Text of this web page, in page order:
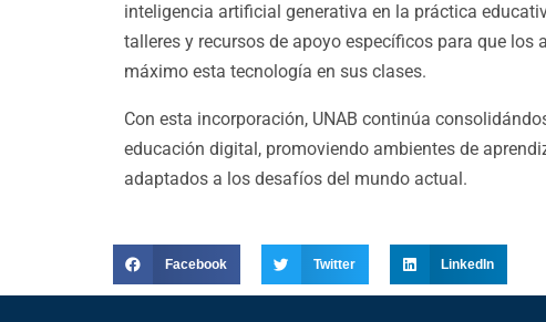
inteligencia artificial generativa en la práctica
talleres y recursos de apoyo específicos para que los
máximo esta tecnología en sus clases.
Con esta incorporación, UNAB continúa
educación digital, promoviendo ambientes de
adaptados a los desafíos del mundo actual.
Facebook Twitter LinkedIn